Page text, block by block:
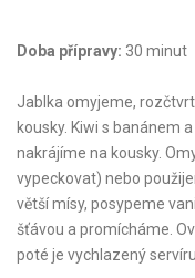
Doba přípravy: 30 minut
Jablka omyjeme,
kousky. Kiwi s banánem
nakrájíme na kousky.
vypeckovat) nebo
větší mísy, posypeme
šťávou a promícháme.
poté je vychlazený